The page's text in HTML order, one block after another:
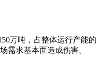
万吨，占整体运行产能
需求基本面造成伤害。